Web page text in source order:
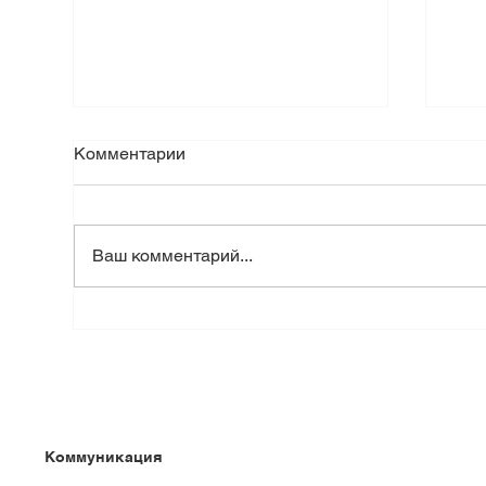
Комментарии
Ваш комментарий...
Коммуникация